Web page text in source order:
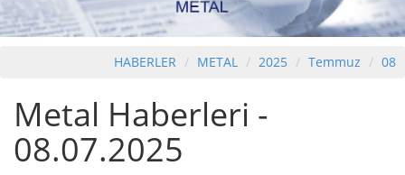
HABERLER METAL 2025 Temmuz 08
Metal Haberleri -
08.07.2025